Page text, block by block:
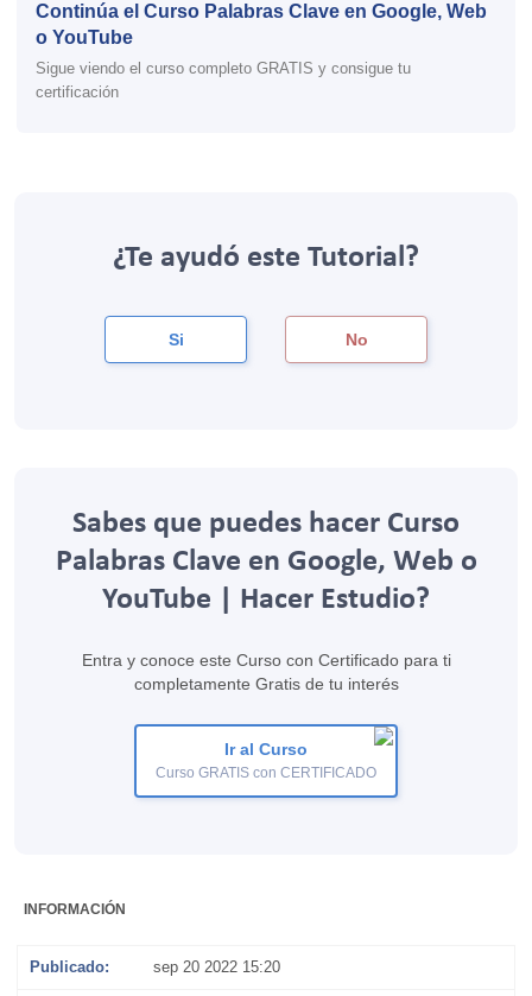
Continúa el Curso Palabras Clave en Google, Web
o YouTube
Sigue viendo el curso completo GRATIS y consigue tu
certificación
¿Te ayudó este Tutorial?
Si No
Sabes que puedes hacer Curso
Palabras Clave en Google, Web o
YouTube | Hacer Estudio?
Entra y conoce este Curso con Certificado para ti
completamente Gratis de tu interés
Ir al Curso
Curso GRATIS con CERTIFICADO
INFORMACIÓN
Publicado: sep 20 2022 15:20